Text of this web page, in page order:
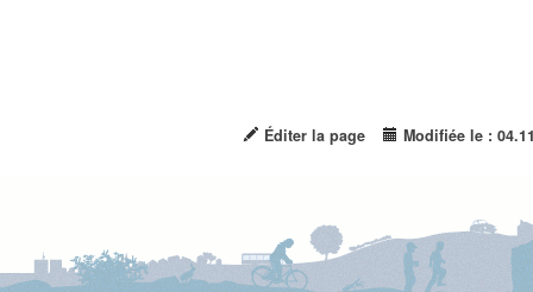
Éditer la page Modifiée le :